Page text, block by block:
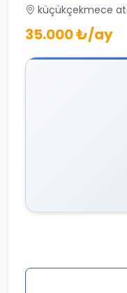
küçükçekmece
35.000 ₺/ay